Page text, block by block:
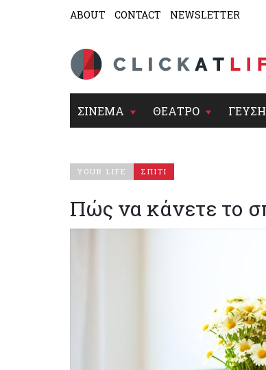
ABOUT CONTACT NEWSLETTER
ΣΙΝΕΜΑ ΘΕΑΤΡΟ ΓΕΥΣΗ
YOUR LIFE ΣΠΙΤΙ
Πώς να κάνετε το